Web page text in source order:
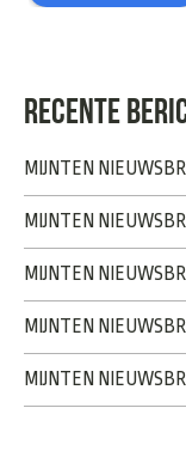
RECENTE
MIJNTEN
MIJNTEN
MIJNTEN
MIJNTEN
MIJNTEN